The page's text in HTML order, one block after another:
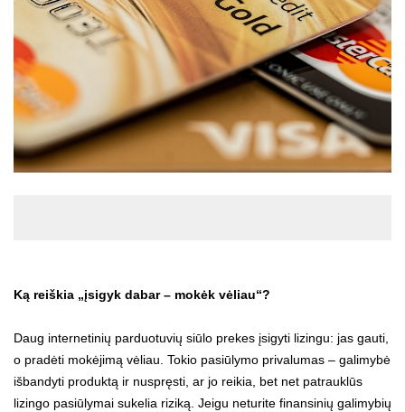
Ką reiškia „įsigyk dabar – mokėk vėliau“?
Daug internetinių parduotuvių siūlo prekes įsigyti lizingu: jas gauti,
o pradėti mokėjimą vėliau. Tokio pasiūlymo privalumas – galimybė
išbandyti produktą ir nuspręsti, ar jo reikia, bet net patrauklūs
lizingo pasiūlymai sukelia riziką. Jeigu neturite finansinių galimybių